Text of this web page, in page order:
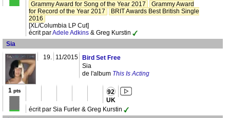
Grammy Award for Song of the Year 2017
Grammy Award
for Record of the Year 2017
BRIT Awards Best British Single
2016
[XL/Columbia LP Cut]
écrit parAdele Adkins & Greg Kurstin
Sia
19. 11/2015
Bird Set Free
Sia
de l'album This Is Acting
1 pts 92
UK
écrit par Sia Furler & Greg Kurstin